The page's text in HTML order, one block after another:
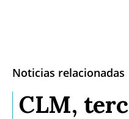
Noticias relacionadas
CLM,